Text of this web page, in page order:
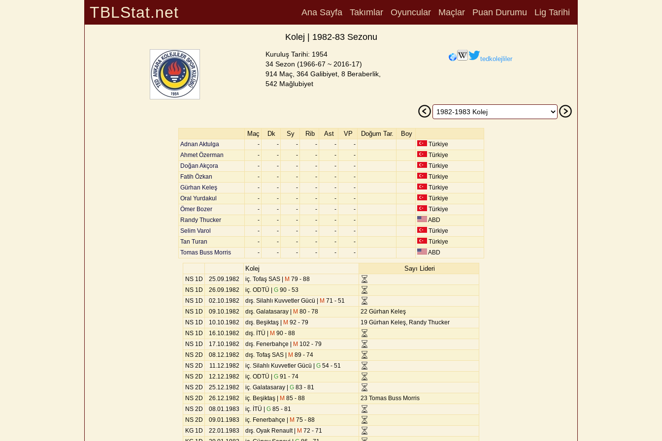
TBLStat.net Ana Sayfa Takımlar Oyuncular Maçlar Puan Durumu Lig Tarihi
Kolej | 1982-83 Sezonu
Kuruluş Tarihi: 1954
34 Sezon (1966-67 ~ 2016-17)
914 Maç, 364 Galibiyet, 8 Beraberlik,
542 Mağlubiyet
tedkolejliler
Maç Dk Sy Rib Ast VP Doğum Tar. Boy
Adnan Aktulga - - - - - -
Türkiye
Ahmet Özerman
- - - - - -
Türkiye
Doğan Akçora
- - - - - -
Türkiye
Fatih Özkan
- - - - - -
Türkiye
Gürhan Keleş
- - - - - -
Türkiye
Oral Yurdakul
- - - - - -
Türkiye
Ömer Bozer
- - - - - -
Türkiye
Randy Thucker
- - - - - -
ABD
Selim Varol
- - - - - -
Türkiye
Tan Turan
- - - - - -
Türkiye
Tomas Buss Morris
- - - - - - ABD
Kolej Sayı Lideri
NS 1D 25.09.1982 iç. Tofaş SAS | M 79 - 88
NS 1D
26.09.1982 iç. ODTÜ | G 90 - 53
NS 1D
02.10.1982 dış. Silahlı Kuvvetler Gücü | M 71 - 51
NS 1D
09.10.1982 dış. Galatasaray | M 80 - 78
22 Gürhan Keleş
NS 1D
10.10.1982 dış. Beşiktaş | M 92 - 79
19 Gürhan Keleş, Randy Thucker
NS 1D
16.10.1982 dış. İTÜ | M 90 - 88
NS 1D
17.10.1982 dış. Fenerbahçe | M 102 - 79
NS 2D
08.12.1982 dış. Tofaş SAS | M 89 - 74
NS 2D
11.12.1982 iç. Silahlı Kuvvetler Gücü | G 54 - 51
NS 2D
12.12.1982 iç. ODTÜ | G 91 - 74
NS 2D
25.12.1982 iç. Galatasaray | G 83 - 81
NS 2D
26.12.1982 iç. Beşiktaş | M 85 - 88
23 Tomas Buss Morris
NS 2D
08.01.1983 iç. İTÜ | G 85 - 81
NS 2D
09.01.1983 iç. Fenerbahçe | M 75 - 88
KG 1D
22.01.1983 dış. Oyak Renault | M 72 - 71